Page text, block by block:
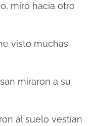
miró hacia otro
visto muchas
miraron a su
al suelo vestían